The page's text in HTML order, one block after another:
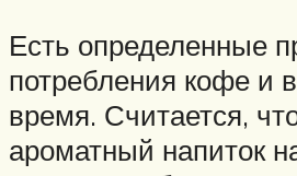
Есть определенные
потребления кофе и
время. Считается,
ароматный напиток